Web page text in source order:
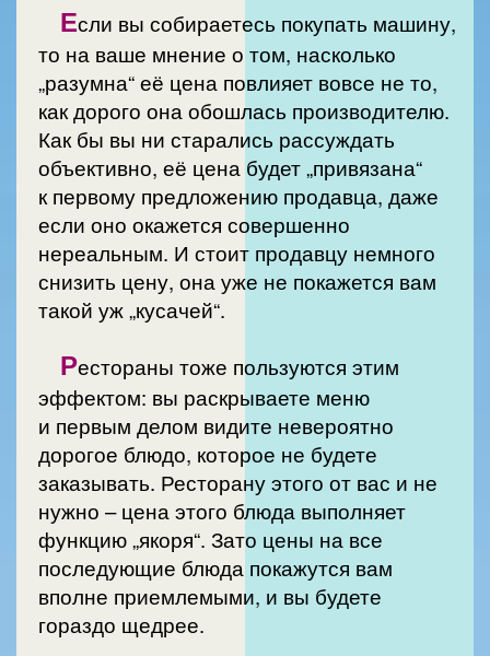
Если вы собираетесь покупать машину,
то на ваше мнение о том, насколько
„разумна“ её цена повлияет вовсе не то,
как дорого она обошлась производителю.
Как бы вы ни старались рассуждать
объективно, её цена будет „привязана“
к первому предложению продавца, даже
если оно окажется совершенно
нереальным. И стоит продавцу немного
снизить цену, она уже не покажется вам
такой уж „кусачей“.
Рестораны тоже пользуются этим
эффектом: вы раскрываете меню
и первым делом видите невероятно
дорогое блюдо, которое не будете
заказывать. Ресторану этого от вас и не
нужно – цена этого блюда выполняет
функцию „якоря“. Зато цены на все
последующие блюда покажутся вам
вполне приемлемыми, и вы будете
гораздо щедрее.